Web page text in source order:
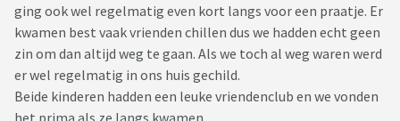
ging ook wel regelmatig even kort langs voor een praatje. Er
kwamen best vaak vrienden chillen dus we hadden echt geen
zin om dan altijd weg te gaan. Als we toch al weg waren werd
er wel regelmatig in ons huis gechild.
Beide kinderen hadden een leuke vriendenclub en we vonden